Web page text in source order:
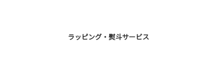
ラッピング・熨斗サービス